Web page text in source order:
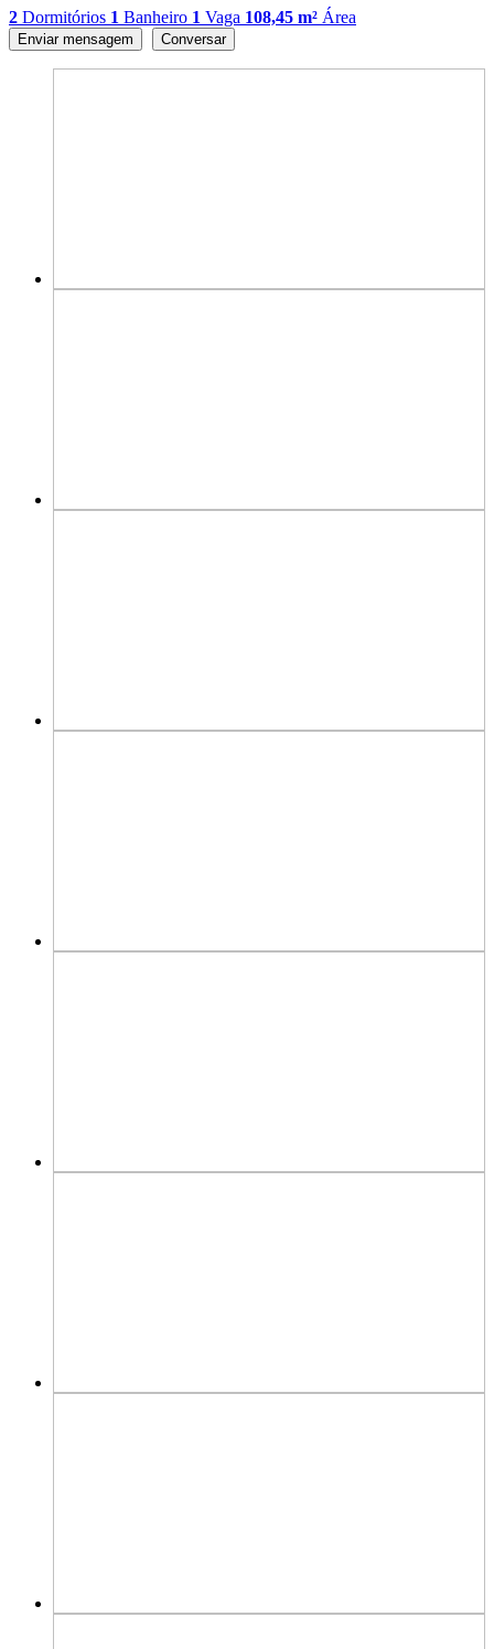
2 Dormitórios 1 Banheiro 1 Vaga 108,45 m² Área
Enviar mensagem Conversar